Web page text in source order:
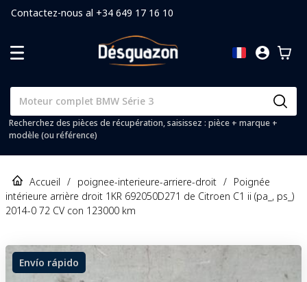
Contactez-nous al +34 649 17 16 10
Recherchez des pièces de récupération, saisissez : pièce + marque +
modèle (ou référence)
Accueil / poignee-interieure-arriere-droit / Poignée
intérieure arrière droit 1KR 692050D271 de Citroen C1 ii (pa_, ps_)
2014-0 72 CV con 123000 km
Envío rápido